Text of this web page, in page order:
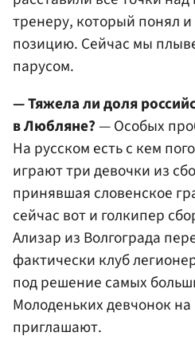
тренеру, который понял
позицию. Сейчас мы
парусом.
— Тяжела ли доля
в Любляне?— Особых
На русском есть с кем
играют три девочки из
принявшая словенское
сейчас вот и голкипер
Ализар из Волгограда
фактически клуб
под решение самых
Молоденьких девчонок
приглашают.